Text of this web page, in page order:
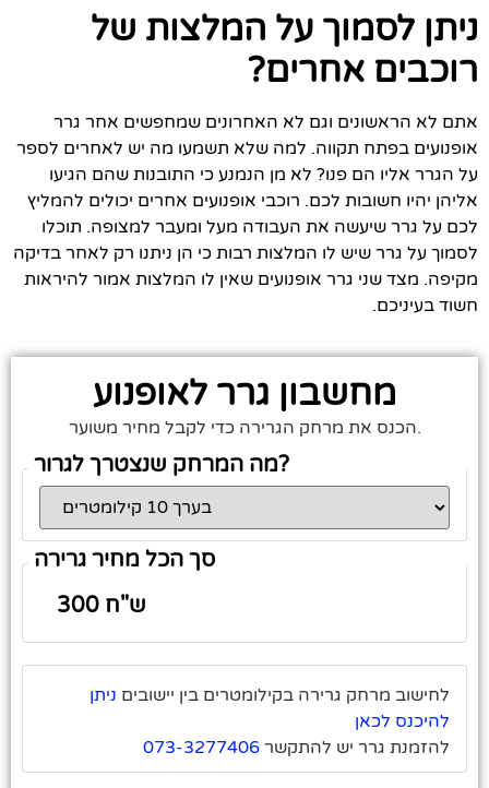
ניתן לסמוך על המלצות של
רוכבים אחרים?
אתם לא הראשונים וגם לא האחרונים שמחפשים אחר גרר
אופנועים בפתח תקווה. למה שלא תשמעו מה יש לאחרים לספר
על הגרר אליו הם פנו? לא מן הנמנע כי התובנות שהם הגיעו
אליהן יהיו חשובות לכם. רוכבי אופנועים אחרים יכולים להמליץ
לכם על גרר שיעשה את העבודה מעל ומעבר למצופה. תוכלו
לסמוך על גרר שיש לו המלצות רבות כי הן ניתנו רק לאחר בדיקה
מקיפה. מצד שני גרר אופנועים שאין לו המלצות אמור להיראות
חשוד בעיניכם.
מחשבון גרר לאופנוע
הכנס את מרחק הגרירה כדי לקבל מחיר משוער.
מה המרחק שנצטרך לגרור?
סך הכל מחיר גרירה
לחישוב מרחק גרירה בקילומטרים בין יישובים ניתן
להיכנס לכאן
להזמנת גרר יש להתקשר 073-3277406